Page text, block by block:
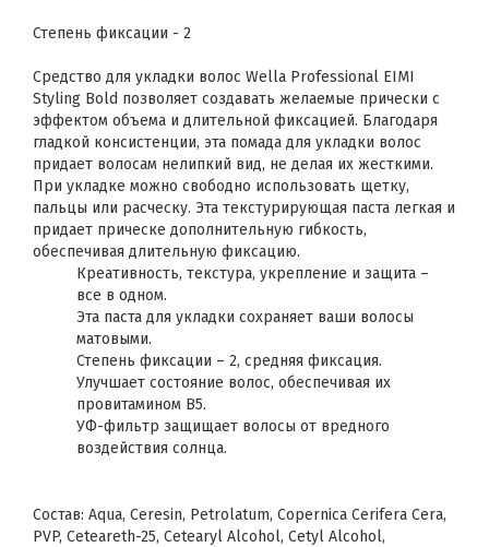
Степень фиксации - 2
Средство для укладки волос Wella Professional EIMI
Styling Bold позволяет создавать желаемые прически с
эффектом объема и длительной фиксацией. Благодаря
гладкой консистенции, эта помада для укладки волос
придает волосам нелипкий вид, не делая их жесткими.
При укладке можно свободно использовать щетку,
пальцы или расческу. Эта текстурирующая паста легкая и
придает прическе дополнительную гибкость,
обеспечивая длительную фиксацию.
Креативность, текстура, укрепление и защита –
все в одном.
Эта паста для укладки сохраняет ваши волосы
матовыми.
Степень фиксации – 2, средняя фиксация.
Улучшает состояние волос, обеспечивая их
провитамином B5.
УФ-фильтр защищает волосы от вредного
воздействия солнца.
Состав: Aqua, Ceresin, Petrolatum, Copernica Cerifera Cera,
PVP, Ceteareth-25, Cetearyl Alcohol, Cetyl Alcohol,